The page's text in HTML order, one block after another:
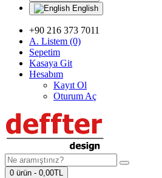
English
+90 216 373 7011
A. Listem (0)
Sepetim
Kasaya Git
Hesabım
Kayıt Ol
Oturum Aç
0 ürün - 0,00TL